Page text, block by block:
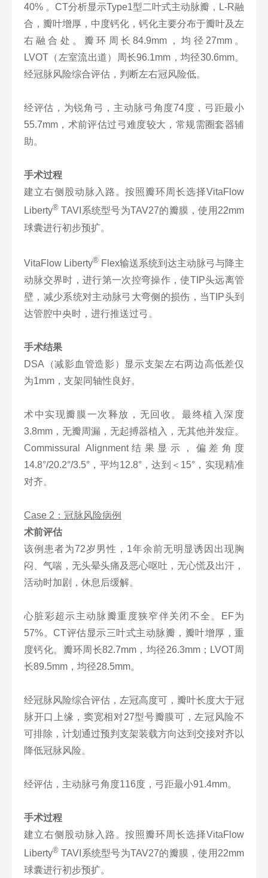
40% 。CT分析显示Type1型二叶式主动脉瓣，L-R融
合，瓣叶增厚，中度钙化，钙化主要分布于瓣叶及左
右融合处。瓣环周长84.9mm，均径27mm。
LVOT（左室流出道）周长96.1mm，均径30.6mm。
经冠脉风险综合评估，判断左右冠风险低。
经评估，为锐角弓，主动脉弓角度74度，弓距最小
55.7mm，术前评估过弓难度较大，常规需圈套器辅
助。
手术过程
建立右侧股动脉入路。按照瓣环周长选择VitaFlow
Liberty® TAVI系统型号为TAV27的瓣膜，使用22mm
球囊进行初步预扩。
VitaFlow Liberty® Flex输送系统到达主动脉弓与降主
动脉交界时，进行第一次控弯操作，使TIP头远离管
壁，减少系统对主动脉弓大弯侧的损伤，当TIP头到
达管腔中央时，进行推送过弓。
手术结果
DSA（减影血管造影）显示支架左右两边高低差仅
为1mm，支架同轴性良好。
术中实现瓣膜一次释放，无回收。最终植入深度
3.8mm，无瓣周漏，无起搏器植入，无其他并发症。
Commissural Alignment结果显示，偏差角度
14.8°/20.2°/3.5°，平均12.8°，达到＜15°，实现精准
对齐。
Case 2：冠脉风险病例
术前评估
该例患者为72岁男性，1年余前无明显诱因出现胸
闷、气喘，无头晕头痛及恶心呕吐，无心慌及出汗，
活动时加剧，休息后缓解。
心脏彩超示主动脉瓣重度狭窄伴关闭不全。EF为
57%。CT评估显示三叶式主动脉瓣，瓣叶增厚，重
度钙化。瓣环周长82.7mm，均径26.3mm；LVOT周
长89.5mm，均径28.5mm。
经冠脉风险综合评估，左冠高度可，瓣叶长度大于冠
脉开口上缘，窦宽相对27型号瓣膜可，左冠风险不
可排除，计划通过预判支架装载方向达到交接对齐以
降低冠脉风险。
经评估，主动脉弓角度116度，弓距最小91.4mm。
手术过程
建立右侧股动脉入路。按照瓣环周长选择VitaFlow
Liberty® TAVI系统型号为TAV27的瓣膜，使用22mm
球囊进行初步预扩。